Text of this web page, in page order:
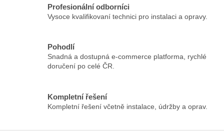
á
d
p
r
ý
i
Profesionální odborníci
Vysoce kvalifikovaní technici pro instalaci a opravy.
Pohodlí
Snadná a dostupná e-commerce platforma, rychlé
doručení po celé ČR.
Kompletní řešení
Kompletní řešení včetně instalace, údržby a oprav.